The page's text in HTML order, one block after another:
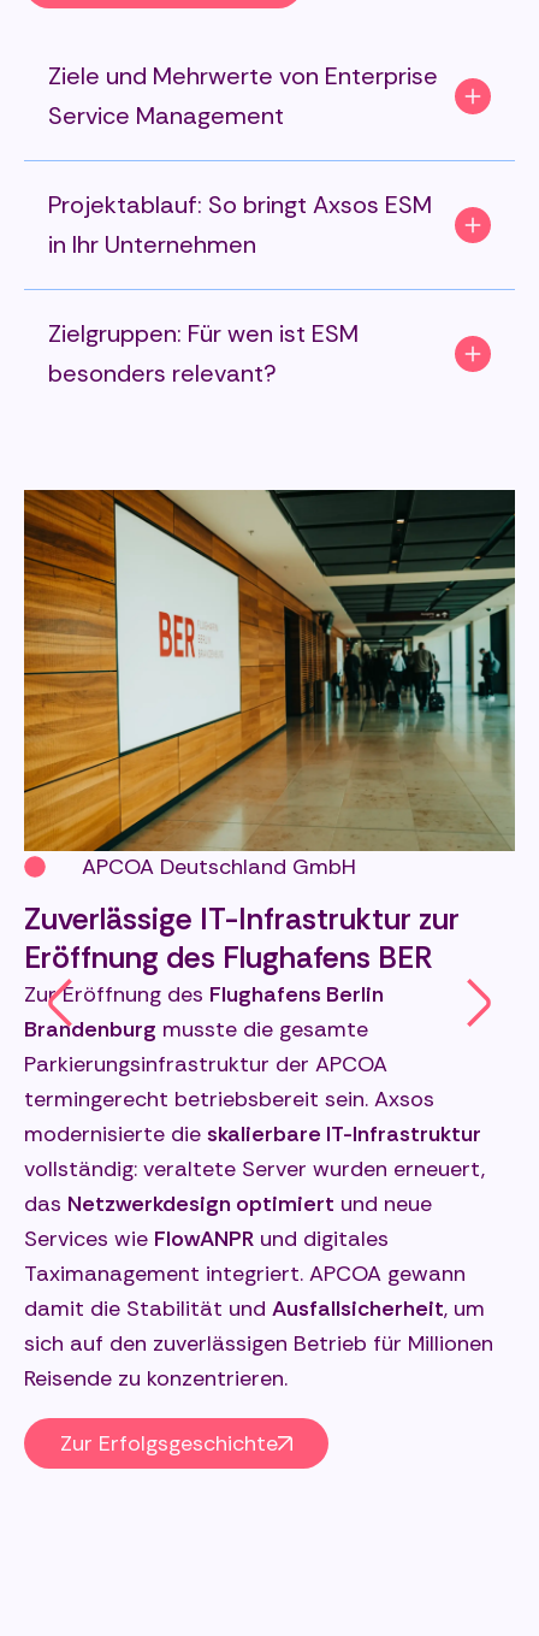
Ziele und Mehrwerte von Enterprise
Service Management
Projektablauf: So bringt Axsos ESM
in Ihr Unternehmen
Zielgruppen: Für wen ist ESM
besonders relevant?
APCOA Deutschland GmbH
Zuverlässige IT-Infrastruktur zur
Eröffnung des Flughafens BER
Zur Eröffnung des Flughafens Berlin
Brandenburg musste die gesamte
Parkierungsinfrastruktur der APCOA
termingerecht betriebsbereit sein. Axsos
modernisierte die skalierbare IT-Infrastruktur
vollständig: veraltete Server wurden erneuert,
das Netzwerkdesign optimiert und neue
Services wie FlowANPR und digitales
Taximanagement integriert. APCOA gewann
damit die Stabilität und Ausfallsicherheit, um
sich auf den zuverlässigen Betrieb für Millionen
Reisende zu konzentrieren.
Zur Erfolgsgeschichte